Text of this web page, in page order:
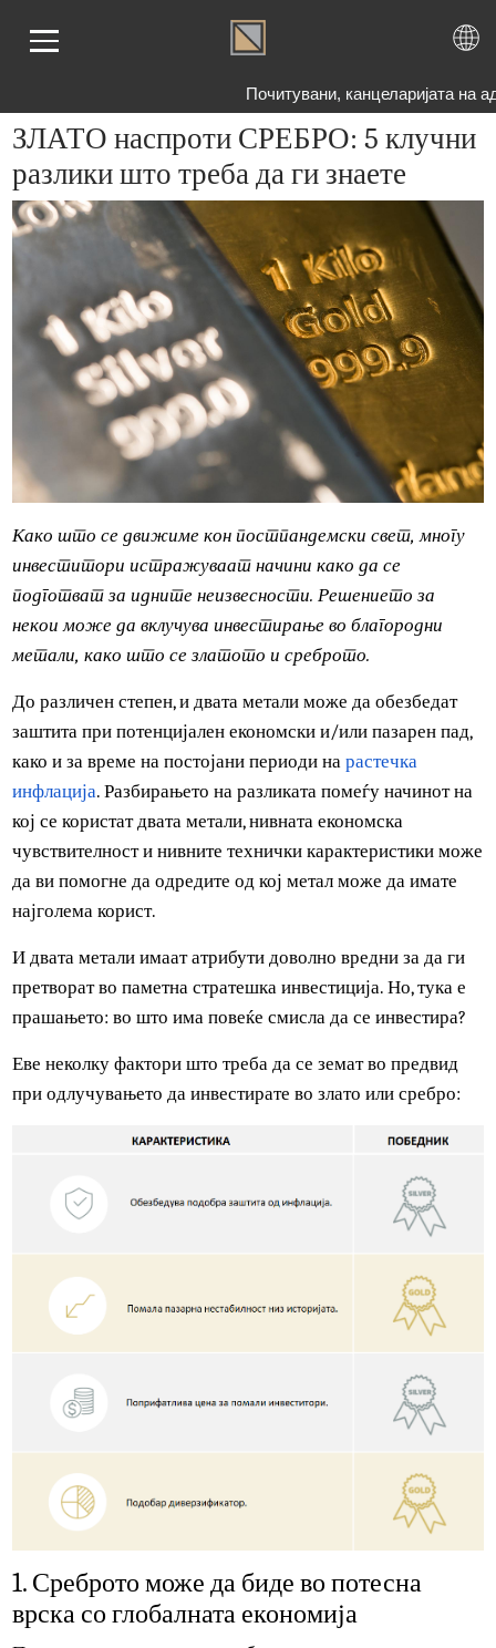
Почитувани, канцеларијата
ЗЛАТО наспроти СРЕБРО: 5
разлики што треба да ги знаете
Како што се движиме кон постпандемски свет, многу
инвеститори истражуваат начини како да се
подготват за идните неизвесности. Решението за
некои може да вклучува инвестирање во благородни
До различен степен, и двата метали може да обезбедат
заштита при потенцијален економски и/или пазарен пад,
како и за време на постојани периоди нарастечка
инфлација. Разбирањето на разликата помеѓу начинот
кој се користат двата метали, нивната економска
чувствителност и нивните технички карактеристики
да ви помогне да одредите од кој метал може да имате
најголема корист.
И двата метали имаат атрибути доволно вредни за да ги
прашањето: во што има повеќе смисла да се инвестира?
при одлучувањето да инвестирате во злато или сребро: